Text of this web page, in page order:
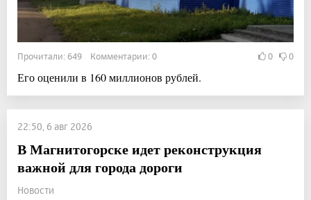
Прочитали: 649 Комментарии: 0 0 0
Его оценили в 160 миллионов рублей.
22:50, 6 авг 2026
В Магнитогорске идет реконструкция
важной для города дороги
Новости